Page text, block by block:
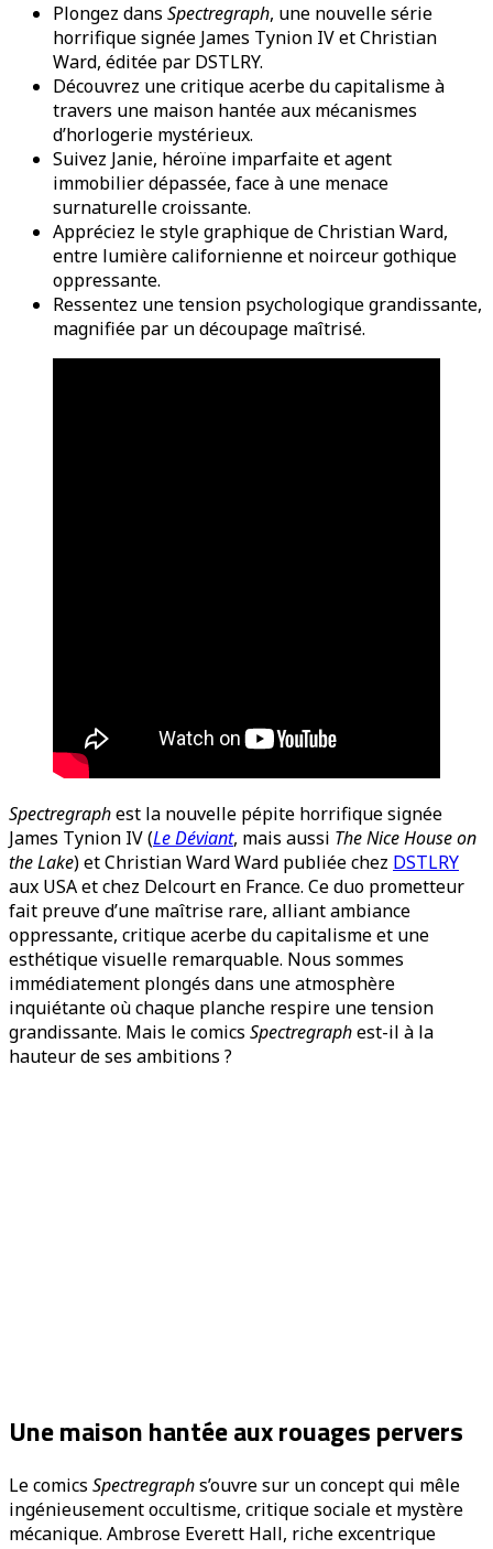
Plongez dans Spectregraph, une nouvelle série
horrifique signée James Tynion IV et Christian
Ward, éditée par DSTLRY.
Découvrez une critique acerbe du capitalisme à
travers une maison hantée aux mécanismes
d’horlogerie mystérieux.
Suivez Janie, héroïne imparfaite et agent
immobilier dépassée, face à une menace
surnaturelle croissante.
Appréciez le style graphique de Christian Ward,
entre lumière californienne et noirceur gothique
oppressante.
Ressentez une tension psychologique grandissante,
magnifiée par un découpage maîtrisé.
Spectregraphest la nouvelle pépite horrifique signée
James Tynion IV (Le Déviant, mais aussi The Nice House on
the Lake) et Christian Ward Ward publiée chez DSTLRY
aux USA et chez Delcourt en France. Ce duo prometteur
fait preuve d’une maîtrise rare, alliant ambiance
oppressante, critique acerbe du capitalisme et une
esthétique visuelle remarquable. Nous sommes
immédiatement plongés dans une atmosphère
inquiétante où chaque planche respire une tension
grandissante. Mais le comics Spectregraphest-il à la
hauteur de ses ambitions ?
Une maison hantée aux rouages pervers
Le comics Spectregraphs’ouvre sur un concept qui mêle
ingénieusement occultisme, critique sociale et mystère
mécanique. Ambrose Everett Hall, riche excentrique